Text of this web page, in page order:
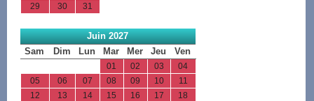
29
30 31
Juin 2027
Sam
Dim Lun Mar Mer Jeu Ven
01 02 03
04
05
06 07 08 09 10
11
12
13 14 15 16 17
18